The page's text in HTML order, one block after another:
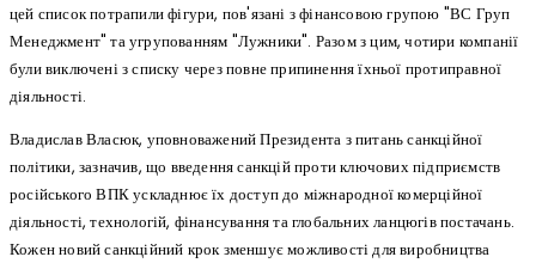
цей список потрапили фігури, пов'язані з фінансовою групою "ВС Груп
Менеджмент" та угрупованням "Лужники". Разом з цим, чотири компанії
були виключені з списку через повне припинення їхньої протиправної
діяльності.
Владислав Власюк, уповноважений Президента з питань санкційної
політики, зазначив, що введення санкцій проти ключових підприємств
російського ВПК ускладнює їх доступ до міжнародної комерційної
діяльності, технологій, фінансування та глобальних ланцюгів постачань.
Кожен новий санкційний крок зменшує можливості для виробництва